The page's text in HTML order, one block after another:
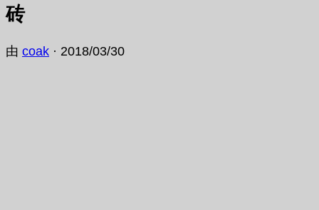
砖
由 coak · 2018/03/30